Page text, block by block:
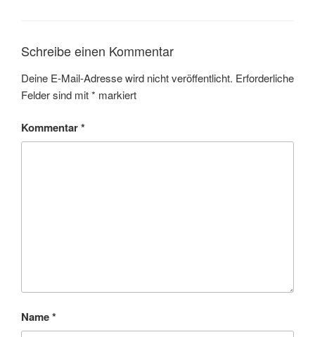
Schreibe einen Kommentar
Deine E-Mail-Adresse wird nicht veröffentlicht. Erforderliche
Felder sind mit* markiert
Kommentar*
Name*